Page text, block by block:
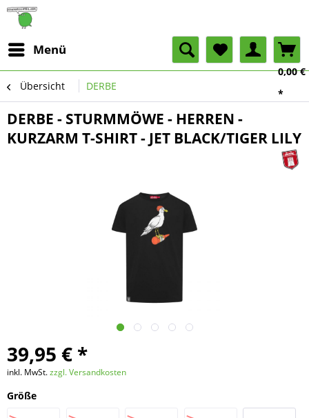
Menü
0,00 €
*
Übersicht DERBE
DERBE - STURMMÖWE - HERREN -
KURZARM T-SHIRT - JET BLACK/TIGER LILY
39,95 € *
inkl. MwSt.zzgl. Versandkosten
Größe